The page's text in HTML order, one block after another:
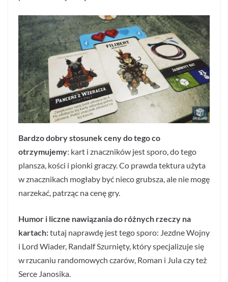
Bardzo dobry stosunek ceny do tego co
otrzymujemy: kart i znaczników jest sporo, do tego
plansza, kości i pionki graczy. Co prawda tektura użyta
w znacznikach mogłaby być nieco grubsza, ale nie mogę
narzekać, patrząc na cenę gry.
Humor i liczne nawiązania do różnych rzeczy na
kartach:tutaj naprawdę jest tego sporo: Jezdne Wojny
i Lord Wiader, Randalf Szurnięty, który specjalizuje się
w rzucaniu randomowych czarów, Roman i Jula czy też
Serce Janosika.